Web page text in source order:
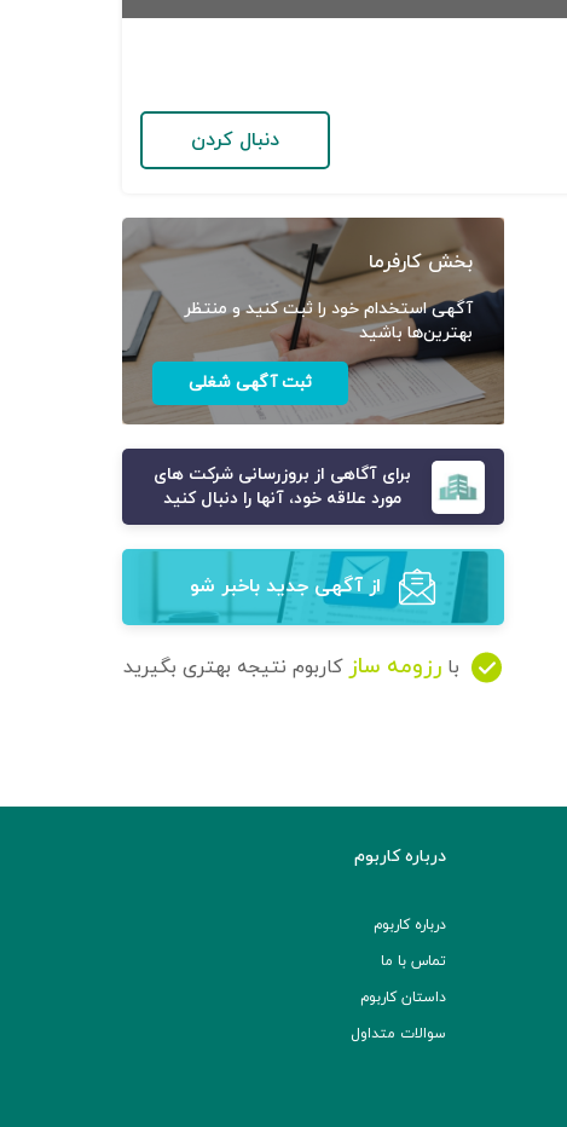
دنبال کردن
بخش کارفرما
آگهی استخدام خود را ثبت کنید و منتظر
بهترین‌ها باشید
ثبت آگهی شغلی
برای آگاهی از بروزرسانی شرکت های
مورد علاقه خود، آنها را دنبال کنید
از آگهی‌ جدید باخبر شو
با رزومه ساز کاربوم نتیجه بهتری بگیرید
درباره کاربوم
درباره کاربوم
تماس با ما
داستان کاربوم
سوالات متداول